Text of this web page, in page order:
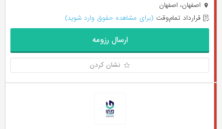
اصفهان، اصفهان
قرارداد تمام‌وقت (برای مشاهده حقوق وارد شوید)
ارسال رزومه
نشان کردن